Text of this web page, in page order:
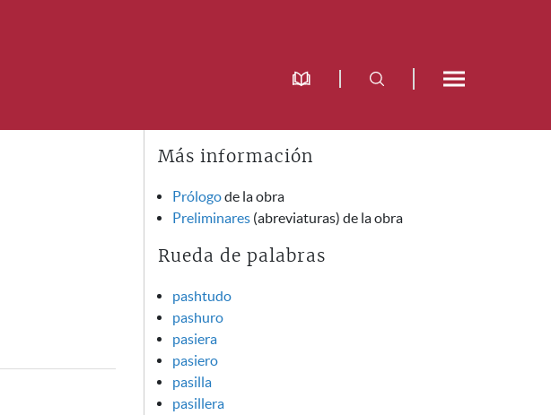
Más información
Prólogode la obra
Preliminares (abreviaturas) de la obra
Rueda de palabras
pashtudo
pashuro
pasiera
pasiero
pasilla
pasillera